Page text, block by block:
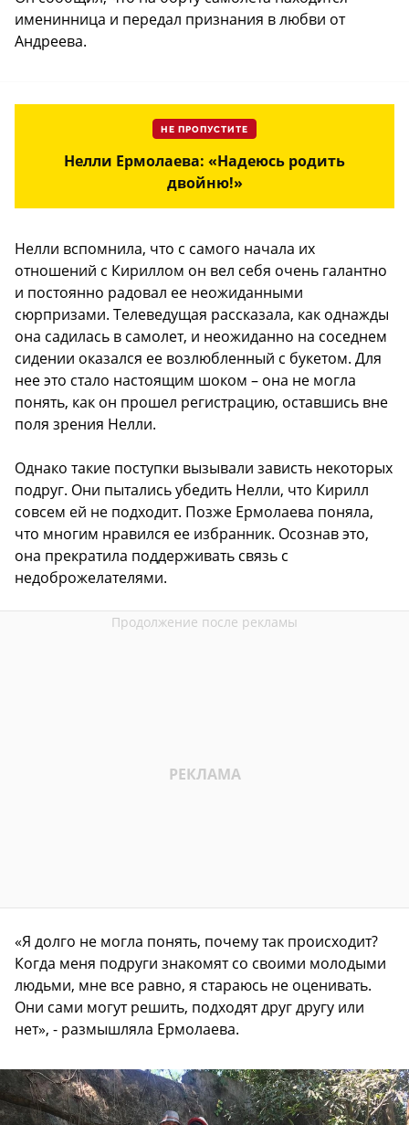
именинница и передал признания в любви от
Андреева.
НЕ ПРОПУСТИТЕ
Нелли Ермолаева: «Надеюсь родить
двойню!»
Нелли вспомнила, что с самого начала их
отношений с Кириллом он вел себя очень галантно
и постоянно радовал ее неожиданными
сюрпризами. Телеведущая рассказала, как однажды
она садилась в самолет, и неожиданно на соседнем
сидении оказался ее возлюбленный с букетом. Для
нее это стало настоящим шоком – она не могла
понять, как он прошел регистрацию, оставшись вне
поля зрения Нелли.
Однако такие поступки вызывали зависть некоторых
подруг. Они пытались убедить Нелли, что Кирилл
совсем ей не подходит. Позже Ермолаева поняла,
что многим нравился ее избранник. Осознав это,
она прекратила поддерживать связь с
недоброжелателями.
«Я долго не могла понять, почему так происходит?
Когда меня подруги знакомят со своими молодыми
людьми, мне все равно, я стараюсь не оценивать.
Они сами могут решить, подходят друг другу или
нет», - размышляла Ермолаева.